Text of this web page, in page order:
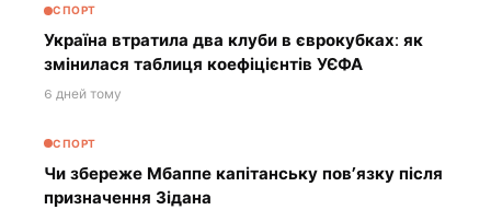
СПОРТ
Україна втратила два клуби в єврокубках: як
змінилася таблиця коефіцієнтів УЄФА
6 дней тому
СПОРТ
Чи збереже Мбаппе капітанську пов’язку після
призначення Зідана